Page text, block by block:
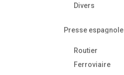
Divers
Presse espagnole
Routier
Ferroviaire